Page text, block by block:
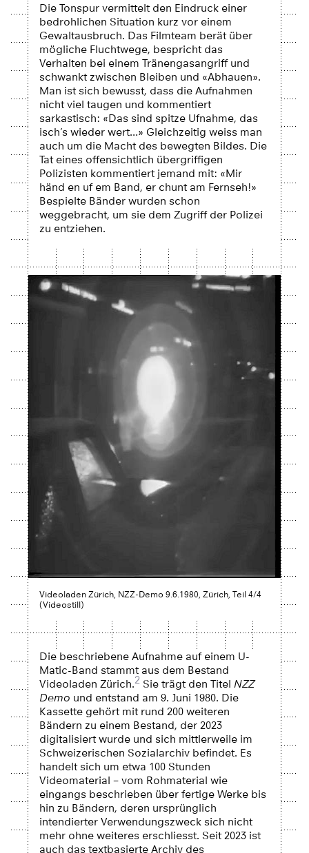
Die Tonspur vermittelt den Eindruck einer
bedrohlichen Situation kurz vor einem
Gewaltausbruch. Das Filmteam berät über
mögliche Fluchtwege, bespricht das
Verhalten bei einem Tränengasangriff und
schwankt zwischen Bleiben und «Abhauen».
Man ist sich bewusst, dass die Aufnahmen
nicht viel taugen und kommentiert
sarkastisch: «Das sind spitze Ufnahme, das
isch’s wieder wert…» Gleichzeitig weiss man
auch um die Macht des bewegten Bildes. Die
Tat eines offensichtlich übergriffigen
Polizisten kommentiert jemand mit: «Mir
händ en uf em Band, er chunt am Fernseh!»
Bespielte Bänder wurden schon
weggebracht, um sie dem Zugriff der Polizei
zu entziehen.
Videoladen Zürich, NZZ-Demo 9.6.1980, Zürich, Teil 4/4
(Videostill)
Die beschriebene Aufnahme auf einem U-
Matic-Band stammt aus dem Bestand
Videoladen Zürich.2Sie trägt den Titel NZZ
Demo und entstand am 9. Juni 1980. Die
Kassette gehört mit rund 200 weiteren
Bändern zu einem Bestand, der 2023
digitalisiert wurde und sich mittlerweile im
Schweizerischen Sozialarchiv befindet. Es
handelt sich um etwa 100 Stunden
Videomaterial – vom Rohmaterial wie
eingangs beschrieben über fertige Werke bis
hin zu Bändern, deren ursprünglich
intendierter Verwendungszweck sich nicht
mehr ohne weiteres erschliesst. Seit 2023 ist
auch das textbasierte Archiv des